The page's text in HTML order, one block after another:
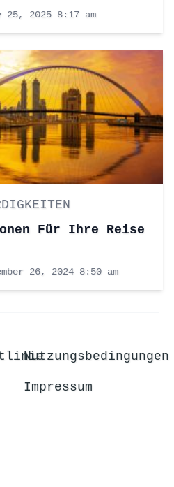
25, 2025 8:17 am
Für Ihre Reise
26, 2024 8:50 am
Nutzungsbedingungen
Impressum